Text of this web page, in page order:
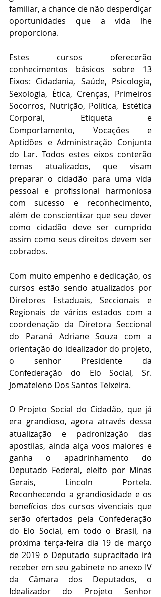
familiar, a chance de não desperdiçar
oportunidades que a vida lhe
proporciona.
Estes cursos oferecerão
conhecimentos básicos sobre 13
Eixos: Cidadania, Saúde, Psicologia,
Sexologia, Ética, Crenças, Primeiros
Socorros, Nutrição, Política, Estética
Corporal, Etiqueta e
Comportamento, Vocações e
Aptidões e Administração Conjunta
do Lar. Todos estes eixos conterão
temas atualizados, que visam
preparar o cidadão para uma vida
pessoal e profissional harmoniosa
com sucesso e reconhecimento,
além de conscientizar que seu dever
como cidadão deve ser cumprido
assim como seus direitos devem ser
cobrados.
Com muito empenho e dedicação, os
cursos estão sendo atualizados por
Diretores Estaduais, Seccionais e
Regionais de vários estados com a
coordenação da Diretora Seccional
do Paraná Adriane Souza com a
orientação do idealizador do projeto,
o senhor Presidente da
Confederação do Elo Social, Sr.
Jomateleno Dos Santos Teixeira.
O Projeto Social do Cidadão, que já
era grandioso, agora através dessa
atualização e padronização das
apostilas, ainda alça voos maiores e
ganha o apadrinhamento do
Deputado Federal, eleito por Minas
Gerais, Lincoln Portela.
Reconhecendo a grandiosidade e os
benefícios dos cursos vivenciais que
serão ofertados pela Confederação
do Elo Social, em todo o Brasil, na
próxima terça-feira dia 19 de março
de 2019 o Deputado supracitado irá
receber em seu gabinete no anexo IV
da Câmara dos Deputados, o
Idealizador do Projeto Senhor